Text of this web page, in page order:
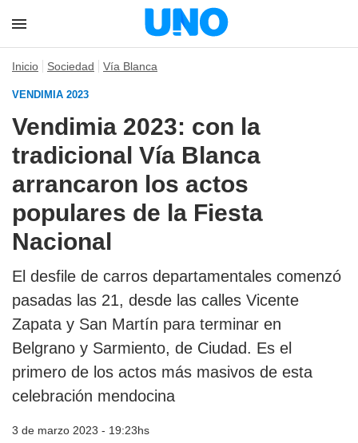
Inicio Sociedad Vía Blanca
VENDIMIA 2023
Vendimia 2023: con la
tradicional Vía Blanca
arrancaron los actos
populares de la Fiesta
Nacional
El desfile de carros departamentales comenzó
pasadas las 21, desde las calles Vicente
Zapata y San Martín para terminar en
Belgrano y Sarmiento, de Ciudad. Es el
primero de los actos más masivos de esta
celebración mendocina
3 de marzo 2023 - 19:23hs